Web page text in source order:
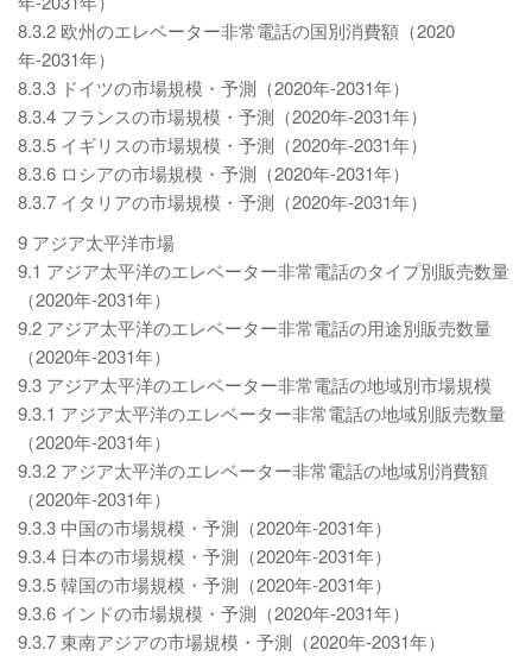
8.3.2 欧州のエレベーター非常電話の国別消費額（2020
年-2031年）
8.3.3 ドイツの市場規模・予測（2020年-2031年）
8.3.4 フランスの市場規模・予測（2020年-2031年）
8.3.5 イギリスの市場規模・予測（2020年-2031年）
8.3.6 ロシアの市場規模・予測（2020年-2031年）
8.3.7 イタリアの市場規模・予測（2020年-2031年）
9 アジア太平洋市場
9.1 アジア太平洋のエレベーター非常電話のタイプ別販売数量
（2020年-2031年）
9.2 アジア太平洋のエレベーター非常電話の用途別販売数量
（2020年-2031年）
9.3 アジア太平洋のエレベーター非常電話の地域別市場規模
9.3.1 アジア太平洋のエレベーター非常電話の地域別販売数量
（2020年-2031年）
9.3.2 アジア太平洋のエレベーター非常電話の地域別消費額
（2020年-2031年）
9.3.3 中国の市場規模・予測（2020年-2031年）
9.3.4 日本の市場規模・予測（2020年-2031年）
9.3.5 韓国の市場規模・予測（2020年-2031年）
9.3.6 インドの市場規模・予測（2020年-2031年）
9.3.7 東南アジアの市場規模・予測（2020年-2031年）